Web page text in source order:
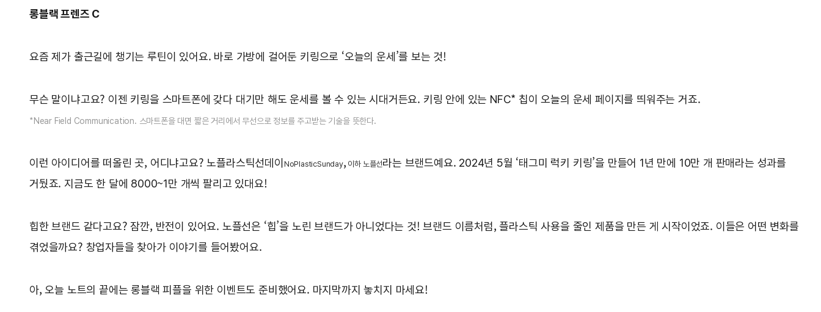
롱블랙 프렌즈 C
요즘 제가 출근길에 챙기는 루틴이 있어요. 바로 가방에 걸어둔 키링으로 ‘오늘의 운세’를 보는 것!
무슨 말이냐고요? 이젠 키링을 스마트폰에 갖다 대기만 해도 운세를 볼 수 있는 시대거든요. 키링 안에 있는 NFC* 칩이 오늘의 운세 페이지를 띄워주는 거죠.
*Near Field Communication. 스마트폰을 대면 짧은 거리에서 무선으로 정보를 주고받는 기술을 뜻한다.
이런 아이디어를 떠올린 곳, 어디냐고요? 노플라스틱선데이 NoPlasticSunday, 이하 노플선라는 브랜드예요. 2024년 5월 ‘태그미 럭키 키링’을 만들어 1년 만에 10만 개 판매라는 성과를
거뒀죠. 지금도 한 달에 8000~1만 개씩 팔리고 있대요!
힙한 브랜드 같다고요? 잠깐, 반전이 있어요. 노플선은 ‘힙’을 노린 브랜드가 아니었다는 것! 브랜드 이름처럼, 플라스틱 사용을 줄인 제품을 만든 게 시작이었죠. 이들은 어떤 변화를
겪었을까요? 창업자들을 찾아가 이야기를 들어봤어요.
아, 오늘 노트의 끝에는 롱블랙 피플을 위한 이벤트도 준비했어요. 마지막까지 놓치지 마세요!